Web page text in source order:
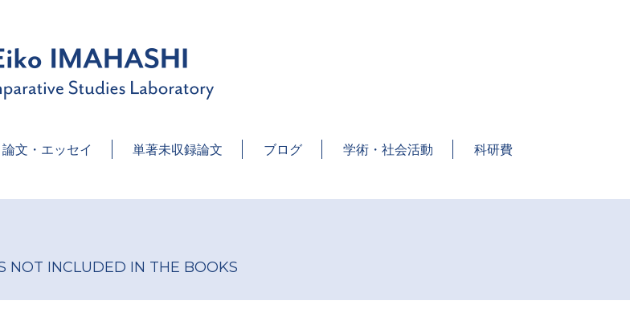
論文・エッセイ 単著未収録論文 ブログ 学術・社会活動 科研費
NOT INCLUDED IN THE BOOKS